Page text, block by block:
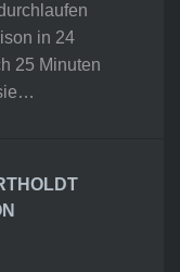
in 24
25 Minuten